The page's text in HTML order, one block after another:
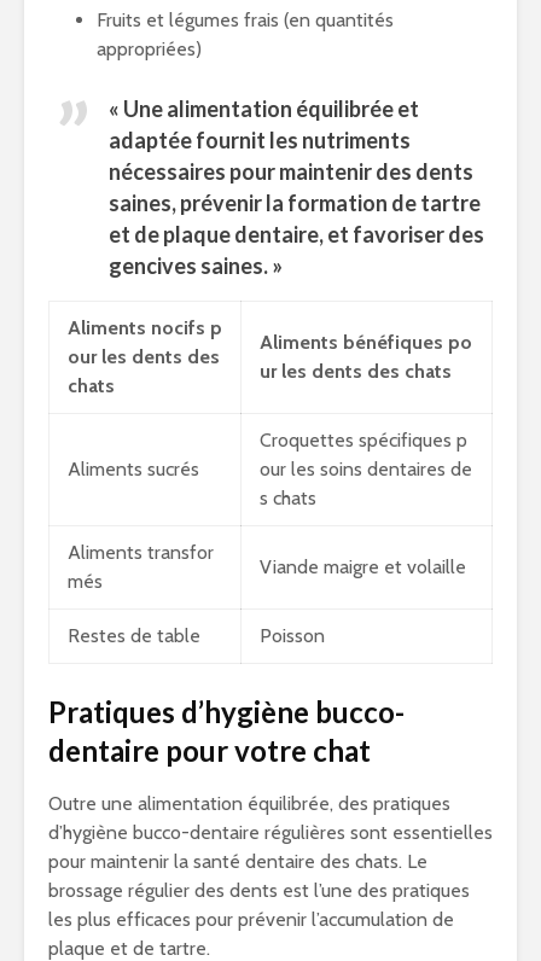
Fruits et légumes frais (en quantités
appropriées)
« Une alimentation équilibrée et
adaptée fournit les nutriments
nécessaires pour maintenir des dents
saines, prévenir la formation de tartre
et de plaque dentaire, et favoriser des
gencives saines. »
Aliments nocifs p
our les dents des
chats
Aliments bénéfiques po
ur les dents des chats
Aliments sucrés
Croquettes spécifiques p
our les soins dentaires de
s chats
Aliments transfor
més
Viande maigre et volaille
Restes de table Poisson
Pratiques d’hygiène bucco-
dentaire pour votre chat
Outre une alimentation équilibrée, des pratiques
d’hygiène bucco-dentaire régulières sont essentielles
pour maintenir la santé dentaire des chats. Le
brossage régulier des dents est l’une des pratiques
les plus efficaces pour prévenir l’accumulation de
plaque et de tartre.